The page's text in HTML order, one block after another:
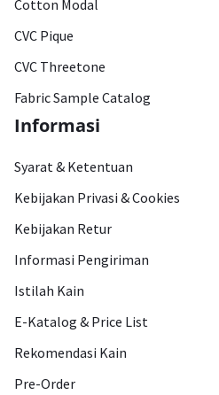
Cotton Modal
CVC Pique
CVC Threetone
Fabric Sample Catalog
Informasi
Syarat & Ketentuan
Kebijakan Privasi & Cookies
Kebijakan Retur
Informasi Pengiriman
Istilah Kain
E-Katalog & Price List
Rekomendasi Kain
Pre-Order